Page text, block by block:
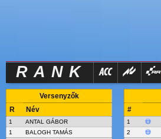
RANK
Versenyzők
R
Név
1
ANTAL GÁBOR
1
BALOGH TAMÁS
#
1
2